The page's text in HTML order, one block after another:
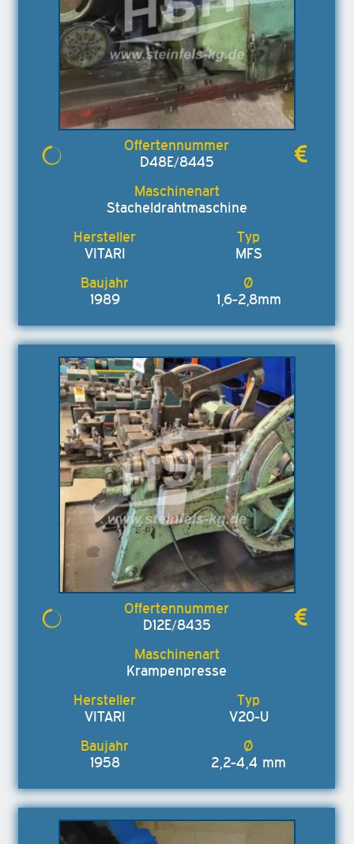
D48E/8445
Stacheldrahtmaschine
VITARI MFS
1989 1,6-2,8mm
D12E/8435
Krampenpresse
VITARI V20-U
1958 2,2-4,4 mm